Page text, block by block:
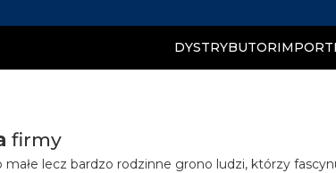
DYSTRYBUTOR
firmy
małe lecz bardzo rodzinne grono ludzi, którzy